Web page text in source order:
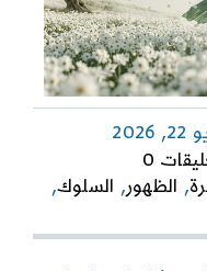
0
سيكولوجية
الانتظار
, الظهور, السلوك,